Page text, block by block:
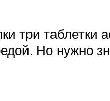
три таблетки
Но нужно